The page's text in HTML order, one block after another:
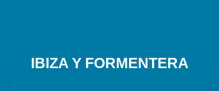
IBIZA Y FORMENTERA